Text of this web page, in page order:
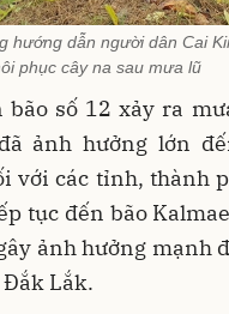
hướng dẫn người dân Cai
phục cây na sau mưa lũ
bão số 12 xảy ra
ảnh hưởng lớn
với các tỉnh, thành
tục đến bão
ảnh hưởng mạnh
Lắk.